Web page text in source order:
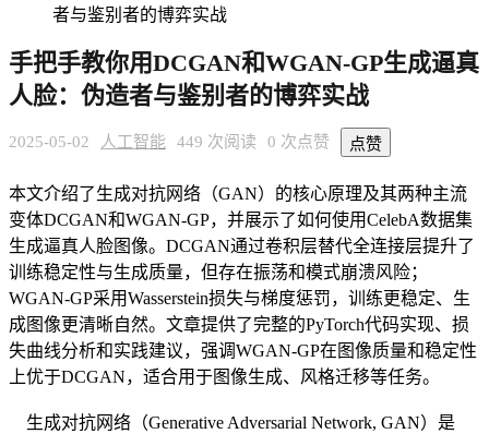
者与鉴别者的博弈实战
手把手教你用DCGAN和WGAN-GP生成逼真
人脸：伪造者与鉴别者的博弈实战
2025-05-02 人工智能 449 次阅读 0 次点赞 点赞
本文介绍了生成对抗网络（GAN）的核心原理及其两种主流
变体DCGAN和WGAN-GP，并展示了如何使用CelebA数据集
生成逼真人脸图像。DCGAN通过卷积层替代全连接层提升了
训练稳定性与生成质量，但存在振荡和模式崩溃风险；
WGAN-GP采用Wasserstein损失与梯度惩罚，训练更稳定、生
成图像更清晰自然。文章提供了完整的PyTorch代码实现、损
失曲线分析和实践建议，强调WGAN-GP在图像质量和稳定性
上优于DCGAN，适合用于图像生成、风格迁移等任务。
生成对抗网络（Generative Adversarial Network, GAN）是